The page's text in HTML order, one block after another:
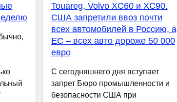
Touareg, Volvo XC60 и XC90.
США запретили ввоз почти
всех автомобилей в Россию, а
ЕС – всех авто дороже 50 000
евро
С сегодняшнего дня вступает
запрет Бюро промышленности и
безопасности США при